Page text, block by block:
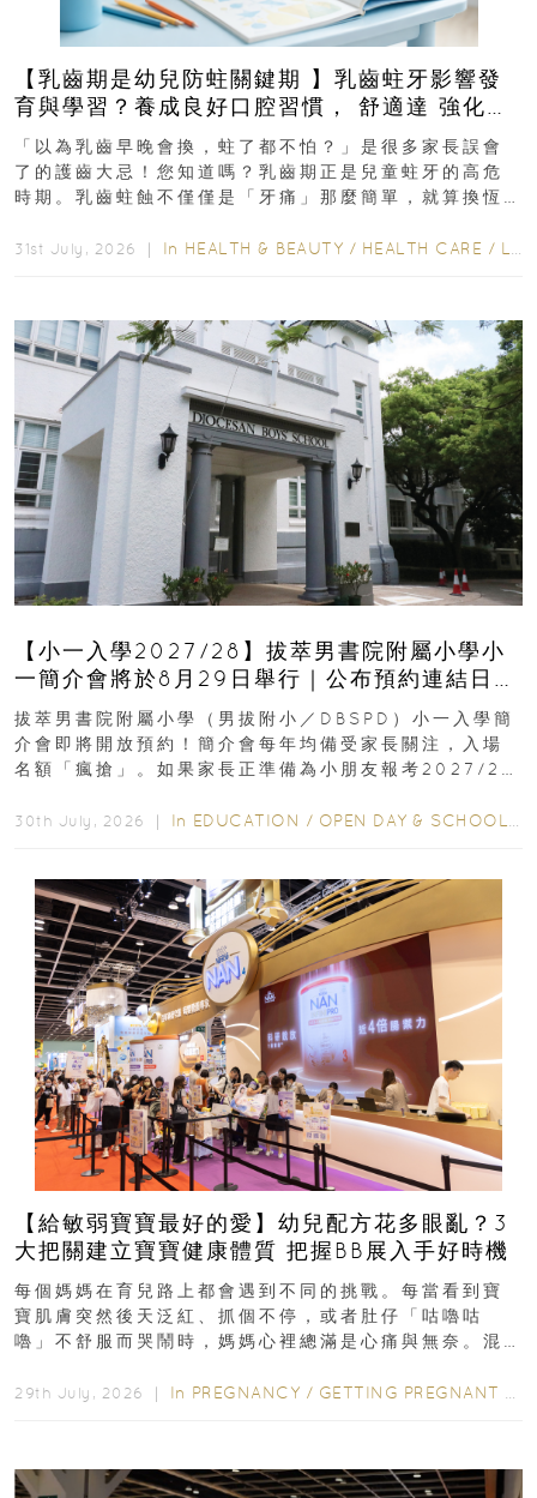
【乳齒期是幼兒防蛀關鍵期 】乳齒蛀牙影響發
育與學習？養成良好口腔習慣， 舒適達 強化琺
瑯質 兒童牙膏防護指南
「以為乳齒早晚會換，蛀了都不怕？」是很多家長誤會
了的護齒大忌！您知道嗎？乳齒期正是兒童蛀牙的高危
時期。乳齒蛀蝕不僅僅是「牙痛」那麼簡單，就算換恆
31st July, 2026 ｜ In HEALTH & BEAUTY / HEALTH CARE / LIFESTYLE
【小一入學2027/28】拔萃男書院附屬小學小
一簡介會將於8月29日舉行｜公布預約連結日期
｜更設有網上重溫
拔萃男書院附屬小學（男拔附小／DBSPD）小一入學簡
介會即將開放預約！簡介會每年均備受家長關注，入場
名額「瘋搶」。如果家長正準備為小朋友報考2027/28
30th July, 2026 ｜ In EDUCATION / OPEN DAY & SCHOOL EVENTS
【給敏弱寶寶最好的愛】幼兒配方花多眼亂？3
大把關建立寶寶健康體質 把握BB展入手好時機
每個媽媽在育兒路上都會遇到不同的挑戰。每當看到寶
寶肌膚突然後天泛紅、抓個不停，或者肚仔「咕嚕咕
嚕」不舒服而哭鬧時，媽媽心裡總滿是心痛與無奈。混
29th July, 2026 ｜ In PREGNANCY / GETTING PREGNANT